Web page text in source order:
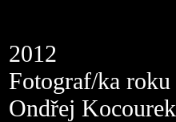
2012
Fotograf/ka roku
Ondřej Kocourek